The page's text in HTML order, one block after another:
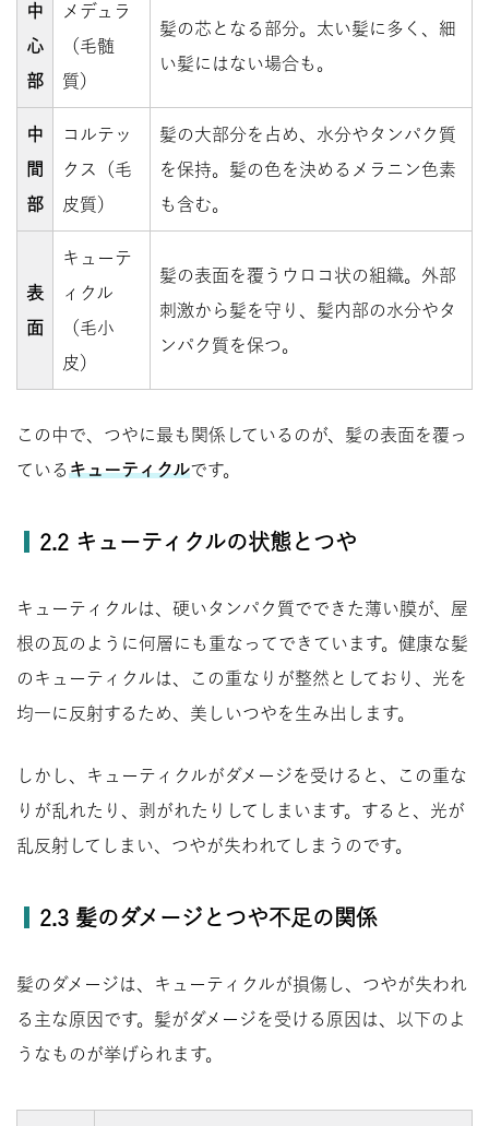
中
心
部
メデュラ
（毛髄
質）
髪の芯となる部分。太い髪に多く、細
い髪にはない場合も。
中
間
部
コルテッ
クス（毛
皮質）
髪の大部分を占め、水分やタンパク質
を保持。髪の色を決めるメラニン色素
も含む。
表
面
キューテ
ィクル
（毛小
皮）
髪の表面を覆うウロコ状の組織。外部
刺激から髪を守り、髪内部の水分やタ
ンパク質を保つ。
この中で、つやに最も関係しているのが、髪の表面を覆っ
ているキューティクルです。
2.2 キューティクルの状態とつや
キューティクルは、硬いタンパク質でできた薄い膜が、屋
根の瓦のように何層にも重なってできています。健康な髪
のキューティクルは、この重なりが整然としており、光を
均一に反射するため、美しいつやを生み出します。
しかし、キューティクルがダメージを受けると、この重な
りが乱れたり、剥がれたりしてしまいます。すると、光が
乱反射してしまい、つやが失われてしまうのです。
2.3 髪のダメージとつや不足の関係
髪のダメージは、キューティクルが損傷し、つやが失われ
る主な原因です。髪がダメージを受ける原因は、以下のよ
うなものが挙げられます。